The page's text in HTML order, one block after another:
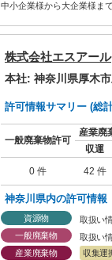
中小企業様から大企業様ま
株式会社エスアール
本社: 神奈川県厚木
許可情報サマリー (総
一般廃棄物許可
産業廃
収運
0 件
42 件
神奈川県内の許可情報
資源物
取扱い
一般廃棄物
取扱い
産業廃棄物
収集運